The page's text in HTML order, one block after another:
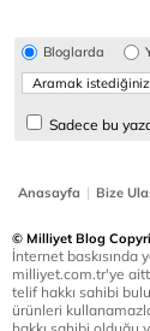
Bloglarda
Sadece bu
Anasayfa | Bize
© Milliyet Blog
İnternet baskısında
milliyet.com.tr'ye
telif hakkı sahibi
ürünleri